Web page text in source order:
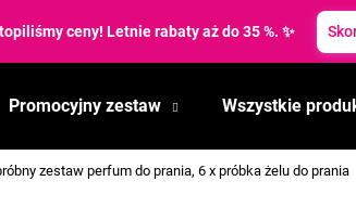
ceny! Letnie rabaty aż do 35 %. ✨
Promocyjny zestaw Wszystkie
zestaw perfum do prania, 6 x próbka żelu do prania
Czego szukasz?